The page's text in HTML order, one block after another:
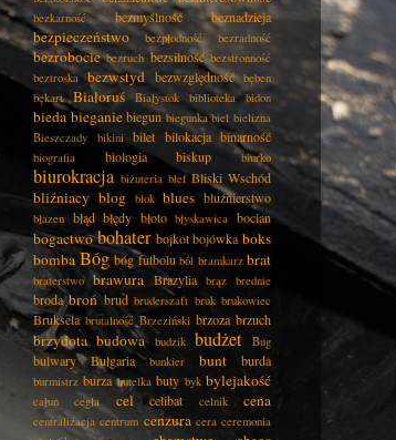
bezkarność bezmyślność beznadzieja
bezpieczeństwo bezpłodność bezradność
bezrobocie bezruch bezsilność bezstronność
beztroska bezwstyd bezwzględność bęben
bękart
Białoruś Białystok biblioteka bidon
bieda bieganie biegun biegunka biel bielizna
Bieszczady
bikini bilet bilokacja binarność
biografia biologia biskup biurko
biurokracja biżuteria blef Bliski Wschód
bliźniacy blog blok blues bluźnierstwo
błazen błąd błędy błoto błyskawica bocian
bogactwo bohater bojkot bojówka boks
bomba Bóg bóg futbolu ból bramkarz brat
braterstwo brawura Brazylia brąz brednie
broda broń brud bruderszaft bruk brukowiec
Bruksela brutalność Brzeziński brzoza brzuch
brzydota budowa budzik budżet Bug
bulwary Bułgaria bunkier bunt burda
burmistrz burza butelka buty byk bylejakość
całun cegła cel celibat celnik cena
centralizacja centrum cenzura cera ceremonia